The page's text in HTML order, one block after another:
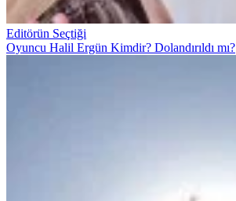
Editörün Seçtiği
Oyuncu Halil Ergün Kimdir? Dolandırıldı mı?